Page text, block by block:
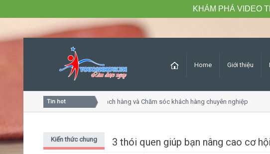
Home Giới thiệu
Tin hot
Khóa học Tư duy dịch vụ khách hàng và Chăm sóc khách hàng chuyên nghiệp
3 thói quen giúp bạn nâng cao cơ
Kiến thức chung
KHÁM PHÁ VIDEO